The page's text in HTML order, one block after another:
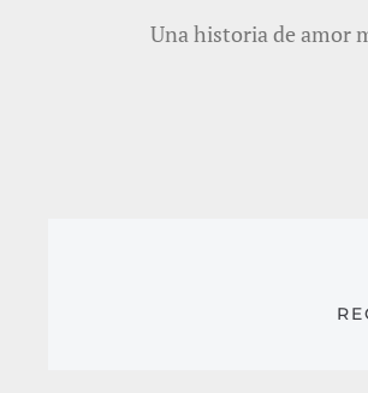
Una historia de amor